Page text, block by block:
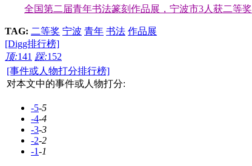
全国第二届青年书法篆刻作品展，宁波市3人获二等奖
TAG: 二等奖 宁波 青年 书法 作品展
[Digg排行榜]
顶:141 踩:152
[事件或人物打分排行榜]
对本文中的事件或人物打分:
-5-5
-4-4
-3-3
-2-2
-1-1